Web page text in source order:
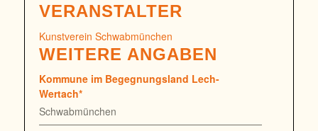
VERANSTALTER
Kunstverein Schwabmünchen
WEITERE ANGABEN
Kommune im Begegnungsland Lech-
Wertach*
Schwabmünchen